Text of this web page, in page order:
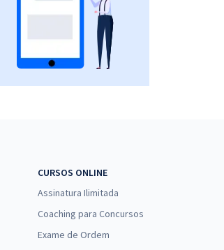
Comprar
CURSOS ONLINE
Assinatura Ilimitada
Coaching para Concursos
Exame de Ordem